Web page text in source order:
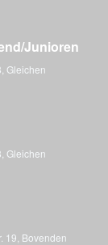
und
Junioren
Gleichen
Gleichen
19, Bovenden